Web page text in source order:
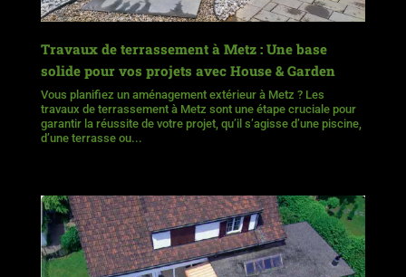
Travaux de terrassement à Metz : Une base
solide pour vos projets avec House & Garden
Vous planifiez un aménagement extérieur à Metz ? Les
travaux de terrassement à Metz sont une étape cruciale pour
garantir la réussite de votre projet, qu’il s’agisse d’une piscine,
d’une terrasse ou...